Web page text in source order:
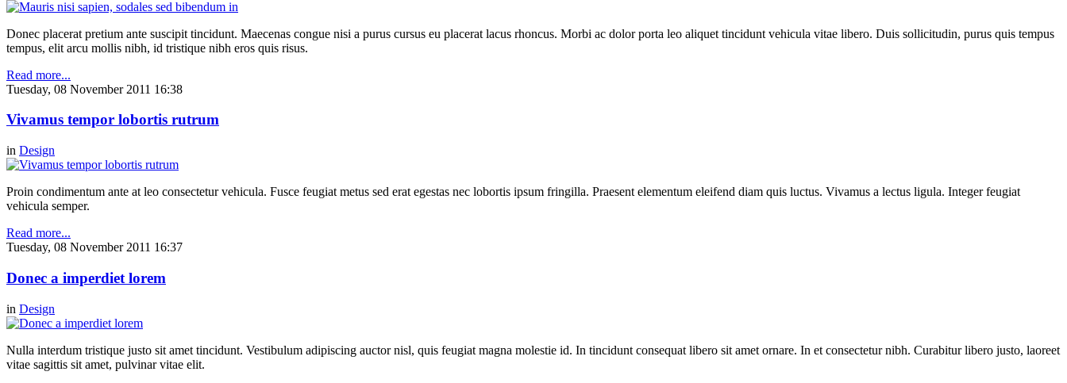
Donec placerat pretium ante suscipit tincidunt. Maecenas congue nisi a purus cursus eu placerat lacus rhoncus. Morbi ac dolor porta leo aliquet tincidunt vehicula vitae libero. Duis sollicitudin, purus quis tempus
tempus, elit arcu mollis nibh, id tristique nibh eros quis risus.
Read more...
Tuesday, 08 November 2011 16:38
Vivamus tempor lobortis rutrum
in Design
Proin condimentum ante at leo consectetur vehicula. Fusce feugiat metus sed erat egestas nec lobortis ipsum fringilla. Praesent elementum eleifend diam quis luctus. Vivamus a lectus ligula. Integer feugiat
vehicula semper.
Read more...
Tuesday, 08 November 2011 16:37
Donec a imperdiet lorem
in Design
Nulla interdum tristique justo sit amet tincidunt. Vestibulum adipiscing auctor nisl, quis feugiat magna molestie id. In tincidunt consequat libero sit amet ornare. In et consectetur nibh. Curabitur libero justo, laoreet
vitae sagittis sit amet, pulvinar vitae elit.